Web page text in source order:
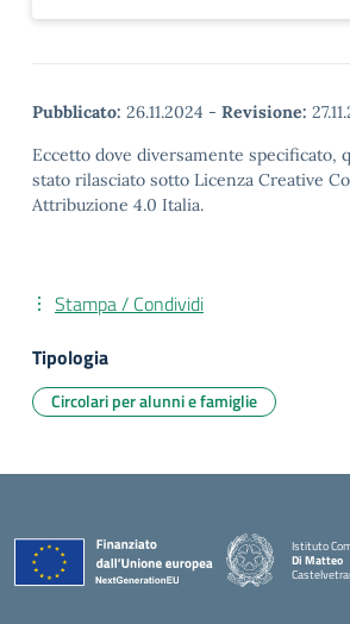
Pubblicato: 26.11.2024 - Revisione:
Eccetto dove diversamente specificato,
stato rilasciato sotto Licenza Creative
Attribuzione 4.0 Italia.
Stampa / Condividi
Tipologia
Circolari per alunni e famiglie
Istituto
Di Matteo